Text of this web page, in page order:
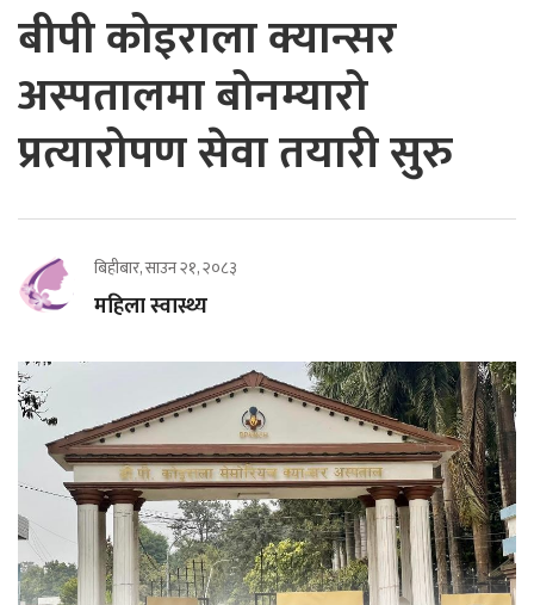
बीपी कोइराला क्यान्सर
अस्पतालमा बोनम्यारो
प्रत्यारोपण सेवा तयारी सुरु
बिहीबार, साउन २१, २०८३
महिला स्वास्थ्य